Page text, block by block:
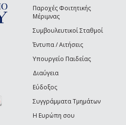
sends e-mail)
Παροχές Φοιτητικής
Μέριμνας
Συμβουλευτικοί Σταθμοί
Έντυπα / Αιτήσεις
Υπουργείο Παιδείας
Διαύγεια
Εύδοξος
Συγγράμματα Τμημάτων
Η Ευρώπη σου